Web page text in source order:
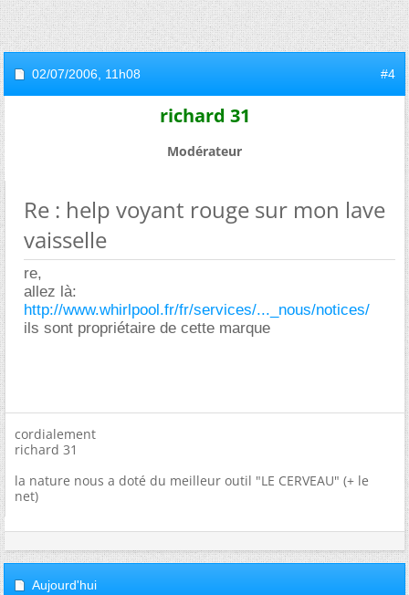
02/07/2006, 11h08 #4
richard 31
Modérateur
Re : help voyant rouge sur mon lave
vaisselle
re,
allez là:
http://www.whirlpool.fr/fr/services/..._nous/notices/
ils sont propriétaire de cette marque
cordialement
richard 31
la nature nous a doté du meilleur outil "LE CERVEAU" (+ le
net)
Aujourd'hui